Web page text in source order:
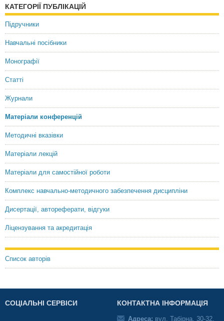
КАТЕГОРІЇ ПУБЛІКАЦІЙ
Підручники
Навчальні посібники
Монографії
Статті
Журнали
Матеріали конференцій
Методичні вказівки
Матеріали лекцій
Матеріали для самостійної роботи
Комплекс навчально-методичного забезпечення дисципліни
Дисертації, автореферати, відгуки
Ліцензування та акредитація
Список авторів
СОЦІАЛЬНІ СЕРВІСИ КОНТАКТНА ІНФОРМАЦІЯ
Адреса: вул. Табірна, 30-32,